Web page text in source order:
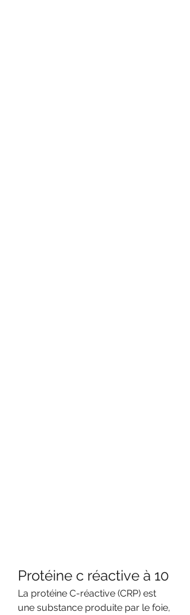
Protéine c réactive à 10
La protéine C-réactive (CRP) est
une substance produite par le foie,